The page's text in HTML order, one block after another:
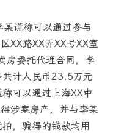
谎称可以通过参与
XX路XX弄XX号XX室
房委托代理合同，李
共计人民币23.5万元
可以通过上海XX中
涉案房产，并与李某
，骗得的钱款均用